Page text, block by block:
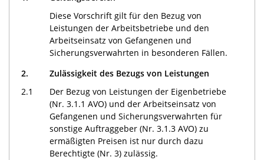
Diese Vorschrift gilt für den Bezug von
Leistungen der Arbeitsbetriebe und den
Arbeitseinsatz von Gefangenen und
Sicherungsverwahrten in besonderen Fällen.
2.
Zulässigkeit des Bezugs von Leistungen
2.1
Der Bezug von Leistungen der Eigenbetriebe
(Nr. 3.1.1 AVO) und der Arbeitseinsatz von
Gefangenen und Sicherungsverwahrten für
sonstige Auftraggeber (Nr. 3.1.3 AVO) zu
ermäßigten Preisen ist nur durch dazu
Berechtigte (Nr. 3) zulässig.